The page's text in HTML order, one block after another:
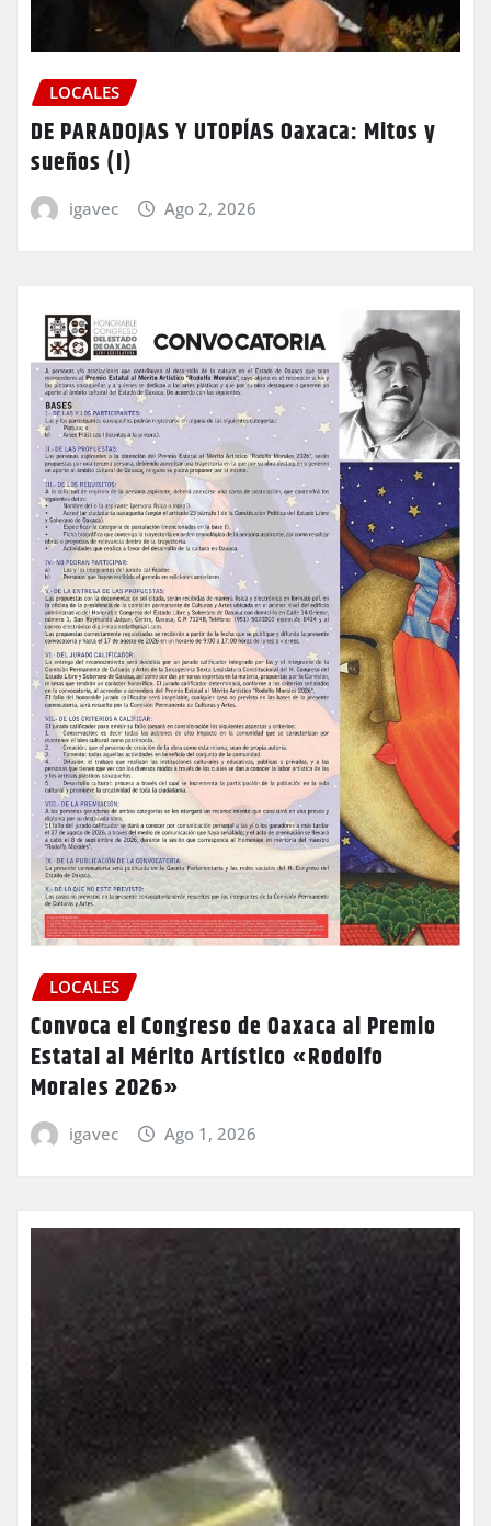
LOCALES
DE PARADOJAS Y UTOPÍAS Oaxaca: Mitos y
sueños (I)
igavec Ago 2, 2026
LOCALES
Convoca el Congreso de Oaxaca al Premio
Estatal al Mérito Artístico «Rodolfo
Morales 2026»
igavec Ago 1, 2026